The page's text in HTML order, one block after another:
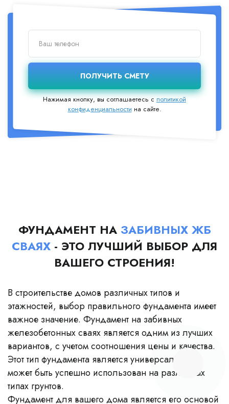
Нажимая кнопку, вы соглашаетесь сполитикой
конфиденциальности на сайте.
ФУНДАМЕНТ НА ЗАБИВНЫХ ЖБ
СВАЯХ - ЭТО ЛУЧШИЙ ВЫБОР ДЛЯ
ВАШЕГО СТРОЕНИЯ!
В строительстве домов различных типов и
этажностей, выбор правильного фундамента имеет
важное значение. Фундамент на забивных
железобетонных сваях является одним из лучших
вариантов, с учетом соотношения цены и качества.
Этот тип фундамента является универсальным и
может быть успешно использован на различных
типах грунтов.
Фундамент для вашего дома является его основой